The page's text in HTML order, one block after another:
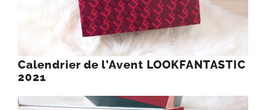
Calendrier de l’Avent LOOKFANTASTIC
2021